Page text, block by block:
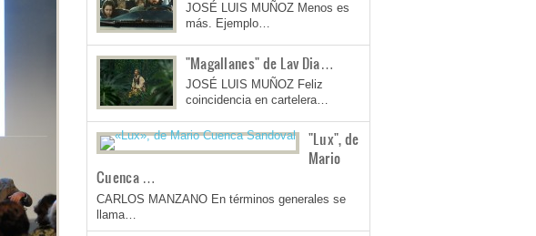
JOSÉ LUIS MUÑOZ Menos es
más. Ejemplo…
"Magallanes" de Lav Dia…
JOSÉ LUIS MUÑOZ Feliz
coincidencia en cartelera…
"Lux", de
Mario
Cuenca …
CARLOS MANZANO En términos generales se
llama…